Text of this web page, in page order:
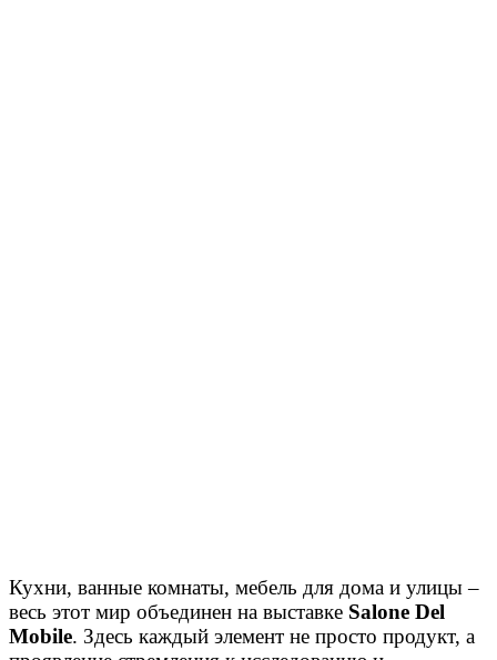
Кухни, ванные комнаты, мебель для дома и улицы –
весь этот мир объединен на выставке Salone Del
Mobile. Здесь каждый элемент не просто продукт, а